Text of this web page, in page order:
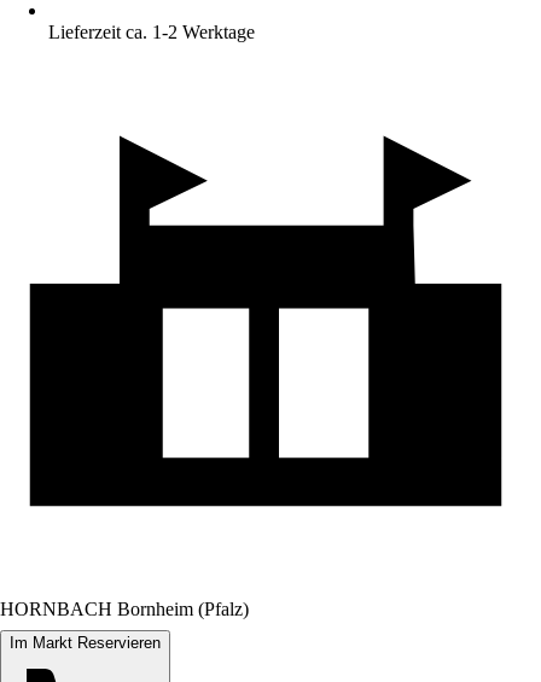
Lieferzeit ca. 1-2 Werktage
HORNBACH Bornheim (Pfalz)
Im Markt Reservieren